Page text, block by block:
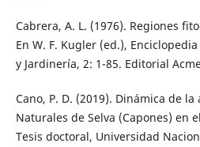
Cabrera, A. L. (1976). Regiones
En W. F. Kugler (ed.),
y Jardinería, 2: 1-85. Editorial
Cano, P. D. (2019). Dinámica de
Naturales de Selva (Capones) en
Tesis doctoral, Universidad